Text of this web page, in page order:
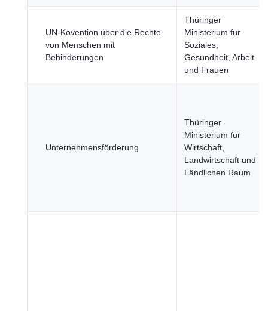
UN-Kovention über die Rechte
von Menschen mit
Behinderungen
Thüringer
Ministerium für
Soziales,
Gesundheit, Arbeit
und Frauen
Unternehmensförderung
Thüringer
Ministerium für
Wirtschaft,
Landwirtschaft und
Ländlichen Raum